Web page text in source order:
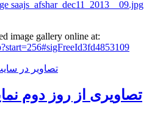
image gallery online at:
تصاویر در
تصاویری از روز دوم